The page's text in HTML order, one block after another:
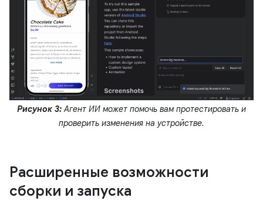
Рисунок 3:Агент ИИ может помочь вам протестировать и
проверить изменения на устройстве.
Расширенные возможности
сборки и запуска